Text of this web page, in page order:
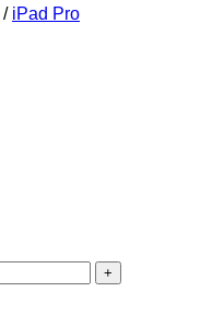
/ iPad Pro